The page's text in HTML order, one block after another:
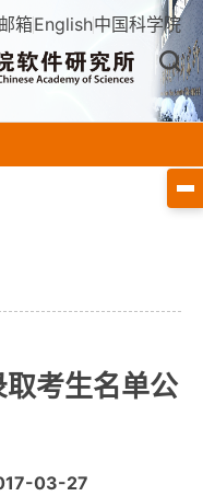
邮箱English中国科学院
考生名单公
03-27